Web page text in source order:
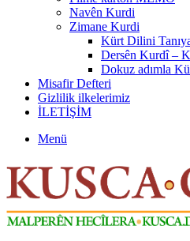
Navên Kurdi
Zimane Kurdi
Kürt Dilini
Dersên Kurdî –
Dokuz adımla
Misafir Defteri
Gizlilik ilkelerimiz
İLETİŞİM
Menü